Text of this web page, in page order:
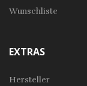
Wunschliste
EXTRAS
Hersteller